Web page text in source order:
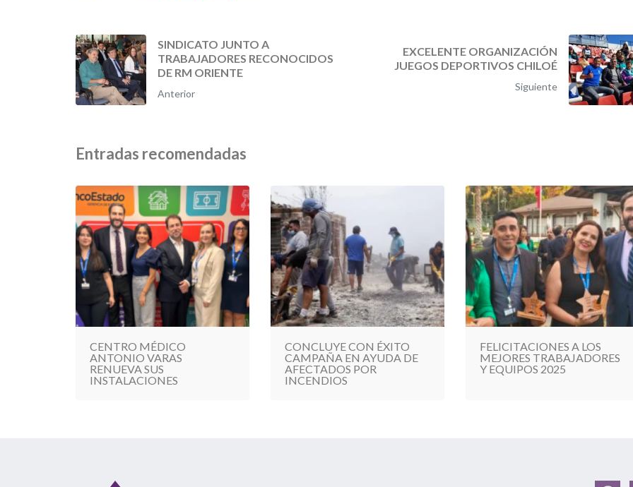
SINDICATO JUNTO A
TRABAJADORES RECONOCIDOS
DE RM ORIENTE
Anterior
EXCELENTE ORGANIZACIÓN
JUEGOS DEPORTIVOS CHILOÉ
Siguiente
Entradas recomendadas
CENTRO MÉDICO
ANTONIO VARAS
RENUEVA SUS
INSTALACIONES
CONCLUYE CON ÉXITO
CAMPAÑA EN AYUDA DE
AFECTADOS POR
INCENDIOS
FELICITACIONES A LOS
MEJORES TRABAJADORES
Y EQUIPOS 2025